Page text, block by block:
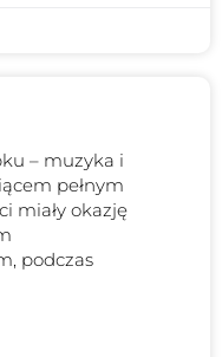
– muzyka i
pełnym
miały okazję
podczas